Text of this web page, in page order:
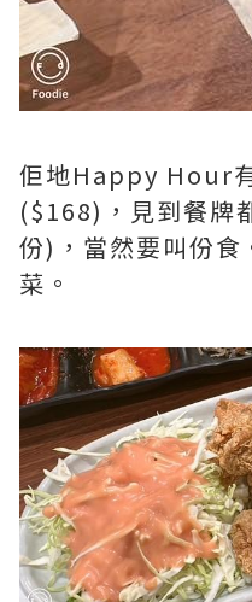
佢地Happy Hour
($168)，見到餐牌
份)，當然要叫份食
菜。